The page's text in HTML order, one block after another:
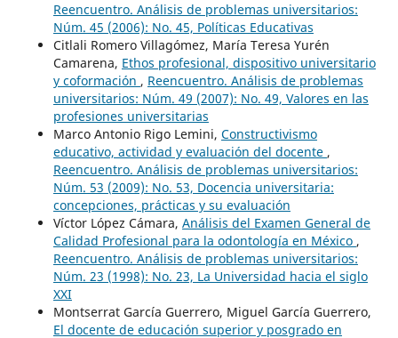
Reencuentro. Análisis de problemas universitarios:
Núm. 45 (2006): No. 45, Políticas Educativas
Citlali Romero Villagómez, María Teresa Yurén
Camarena, Ethos profesional, dispositivo universitario
y coformación , Reencuentro. Análisis de problemas
universitarios: Núm. 49 (2007): No. 49, Valores en las
profesiones universitarias
Marco Antonio Rigo Lemini, Constructivismo
educativo, actividad y evaluación del docente ,
Reencuentro. Análisis de problemas universitarios:
Núm. 53 (2009): No. 53, Docencia universitaria:
concepciones, prácticas y su evaluación
Víctor López Cámara, Análisis del Examen General de
Calidad Profesional para la odontología en México ,
Reencuentro. Análisis de problemas universitarios:
Núm. 23 (1998): No. 23, La Universidad hacia el siglo
XXI
Montserrat García Guerrero, Miguel García Guerrero,
El docente de educación superior y posgrado en